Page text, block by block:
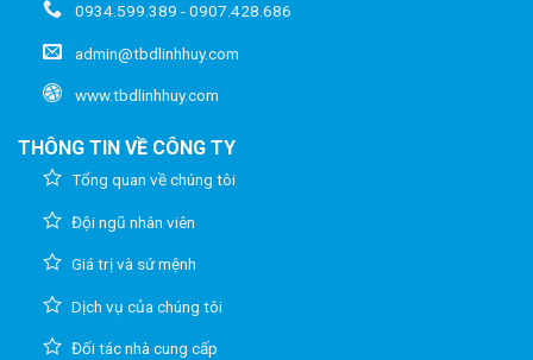
0934.599.389 - 0907.428.686
admin@tbdlinhhuy.com
www.tbdlinhhuy.com
THÔNG TIN VỀ CÔNG TY
Tổng quan về chúng tôi
Đội ngũ nhân viên
Giá trị và sứ mệnh
Dịch vụ của chúng tôi
Đối tác nhà cung cấp